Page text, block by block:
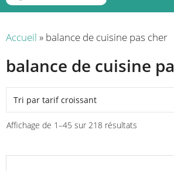
Accueil » balance de cuisine pas cher
balance de cuisine
Affichage de 1–45 sur 218 résultats